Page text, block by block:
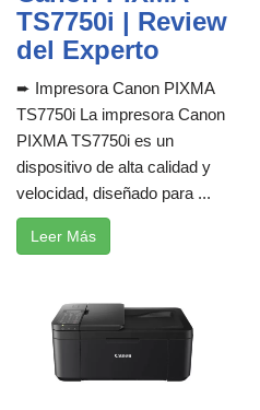
TS7750i | Review
del Experto
➨ Impresora Canon PIXMA
TS7750i La impresora Canon
PIXMA TS7750i es un
dispositivo de alta calidad y
velocidad, diseñado para ...
Leer Más